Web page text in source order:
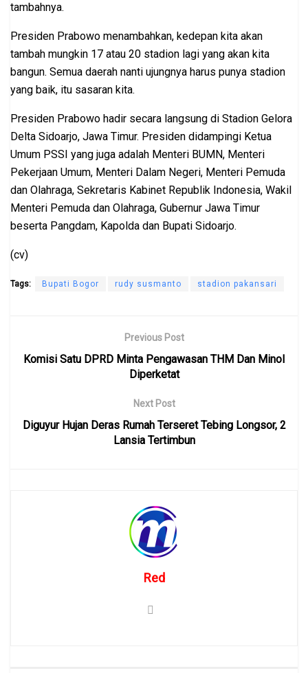
tambahnya.
Presiden Prabowo menambahkan, kedepan kita akan
tambah mungkin 17 atau 20 stadion lagi yang akan kita
bangun. Semua daerah nanti ujungnya harus punya stadion
yang baik, itu sasaran kita.
Presiden Prabowo hadir secara langsung di Stadion Gelora
Delta Sidoarjo, Jawa Timur. Presiden didampingi Ketua
Umum PSSI yang juga adalah Menteri BUMN, Menteri
Pekerjaan Umum, Menteri Dalam Negeri, Menteri Pemuda
dan Olahraga, Sekretaris Kabinet Republik Indonesia, Wakil
Menteri Pemuda dan Olahraga, Gubernur Jawa Timur
beserta Pangdam, Kapolda dan Bupati Sidoarjo.
(cv)
Tags: Bupati Bogor rudy susmanto stadion pakansari
Previous Post
Komisi Satu DPRD Minta Pengawasan THM Dan Minol
Diperketat
Next Post
Diguyur Hujan Deras Rumah Terseret Tebing Longsor, 2
Lansia Tertimbun
Red